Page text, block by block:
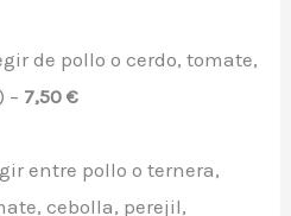
de pollo o cerdo, tomate,
– 7,50 €
entre pollo o ternera,
cebolla, perejil,